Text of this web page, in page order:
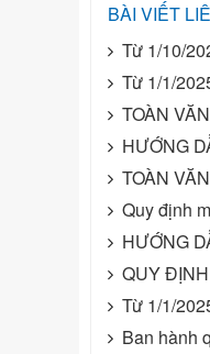
BÀI VIẾT
Từ 1/10/
Từ 1/1/
TOÀN
HƯỚNG
TOÀN
Quy định
HƯỚNG
QUY
Từ 1/1/
Ban hành